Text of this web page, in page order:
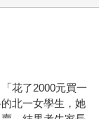
花了2000元買一
北一女學生，她